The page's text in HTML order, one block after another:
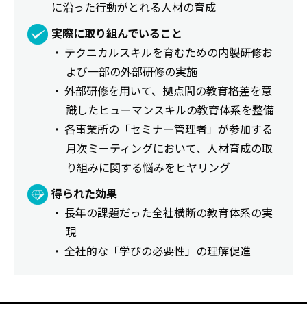
に沿った行動がとれる人材の育成
実際に取り組んでいること
・ テクニカルスキルを育むための内製研修お
よび一部の外部研修の実施
・ 外部研修を用いて、拠点間の教育格差を意
識したヒューマンスキルの教育体系を整備
・ 各事業所の「セミナー管理者」が参加する
月次ミーティングにおいて、人材育成の取
り組みに関する悩みをヒヤリング
得られた効果
・ 長年の課題だった全社横断の教育体系の実
現
・ 全社的な「学びの必要性」の理解促進